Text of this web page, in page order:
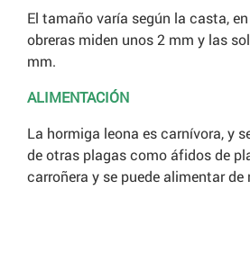
El tamaño varía según la casta,
obreras miden unos 2 mm y las
mm.
ALIMENTACIÓN
La hormiga leona es carnívora, y
de otras plagas como áfidos de
carroñera y se puede alimentar de